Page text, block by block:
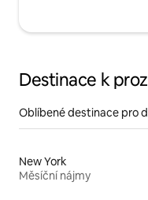
Destinace k
Oblíbené destinace pro
New York
Měsíční nájmy